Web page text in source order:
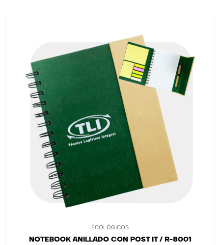
ECOLÓGICOS
NOTEBOOK ANILLADO CON POST IT / R-8001